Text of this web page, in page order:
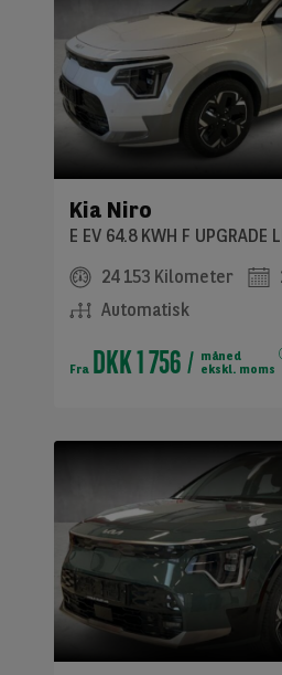
Kia Niro
E EV 64.8 KWH F UPGRADE
24 153 Kilometer
Automatisk
FraDKK 1 756
måned
ekskl. moms